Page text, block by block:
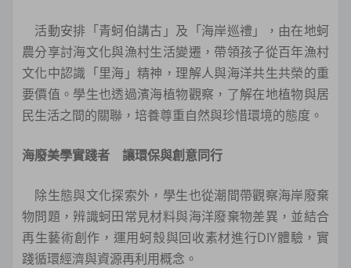
活動安排「青蚵伯講古」及「海岸巡禮」，由在地蚵
農分享討海文化與漁村生活變遷，帶領孩子從百年漁村
文化中認識「里海」精神，理解人與海洋共生共榮的重
要價值。學生也透過濱海植物觀察，了解在地植物與居
民生活之間的關聯，培養尊重自然與珍惜環境的態度。
海廢美學實踐者 讓環保與創意同行
除生態與文化探索外，學生也從潮間帶觀察海岸廢棄
物問題，辨識蚵田常見材料與海洋廢棄物差異，並結合
再生藝術創作，運用蚵殼與回收素材進行DIY體驗，實
踐循環經濟與資源再利用概念。